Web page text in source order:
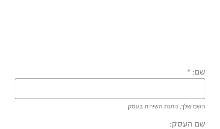
שם: *
השם שלך, נותנת השירות בעסק
שם העסק: